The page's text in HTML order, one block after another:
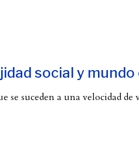
social y
suceden a una velocidad de